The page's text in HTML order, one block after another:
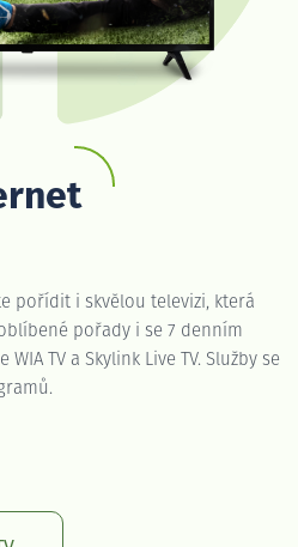
pořídit i skvělou televizi, která
pořady i se 7 denním
TV a Skylink Live TV. Služby se